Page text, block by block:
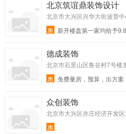
北京筑谊鼎装饰设计
北京市大兴区兴华大街波普
惠
新开楼盘第一家均给予
德成装饰
北京市石景山区鲁谷村7号楼
惠
免费量房，预算，出方
众创装饰
北京市大兴区亦庄经济开发
惠